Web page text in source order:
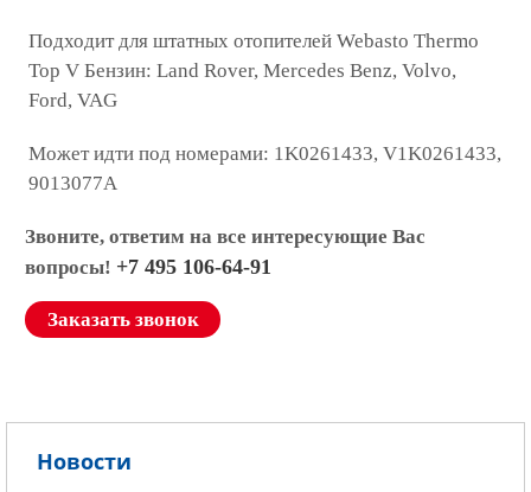
Подходит для штатных отопителей Webasto Thermo
Top V Бензин: Land Rover, Mercedes Benz, Volvo,
Ford, VAG
Может идти под номерами: 1K0261433, V1K0261433,
9013077A
Звоните, ответим на все интересующие Вас
вопросы! +7 495 106-64-91
Заказать звонок
Новости